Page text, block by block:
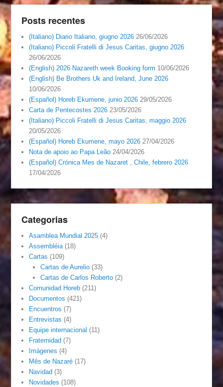
Posts recentes
(Italiano) Diario Italiano, giugno 2026 26/06/2026
(Italiano) Piccoli Fratelli di Jesus Caritas, giugno 2026
26/06/2026
(English) 2026 Nazareth week Booking form 10/06/2026
(English) Be Brothers Uk and Ireland, June 2026
10/06/2026
(Español) Horeb Ekumene, junio 2026 29/05/2026
Carta de Pentecostes 2026 23/05/2026
(Italiano) Piccoli Fratelli di Jesus Caritas, maggio 2026
20/05/2026
(Español) Horeb Ekumene, mayo 2026 27/04/2026
Nota de apoio ao Papa Leão 24/04/2026
(Español) Crónica Mes de Nazaret , Chile, febrero 2026
17/04/2026
Categorias
Asamblea Mundial 2025 (4)
Assembléia(18)
Cartas (109)
Cartas de Aurelio(33)
Cartas de Carlos Roberto(2)
Comunidad Horeb (211)
Documentos (421)
Encuentros (7)
Entrevistas (4)
Equipe internacional (11)
Fraternidad (7)
Imágenes (4)
Mês de Nazaré (17)
Navidad (3)
Novidades (108)